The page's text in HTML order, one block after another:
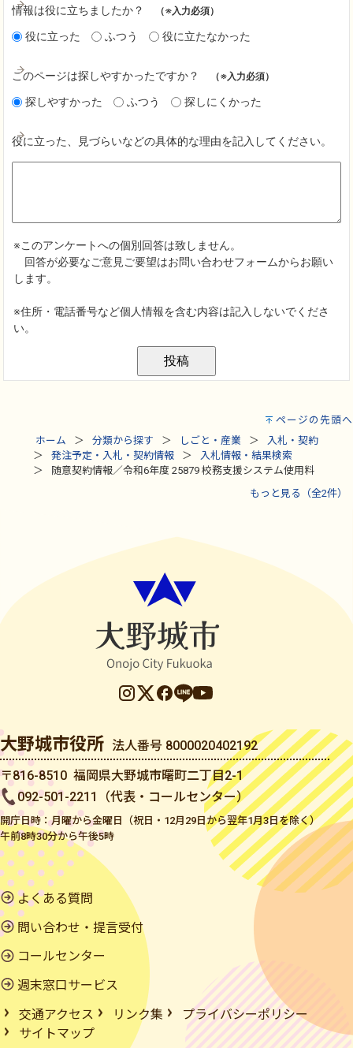
ページの先頭へ
ホーム
分類から探す しごと・産業
入札・契約
発注予定・入札・契約情報
入札情報・結果検索
随意契約情報／令和6年度 25879 校務支援システム使用料
もっと見る（全2件）
大野城市役所 法人番号 8000020402192
〒816-8510 福岡県大野城市曙町二丁目2-1
092-501-2211（代表・コールセンター）
開庁日時：月曜から金曜日（祝日・12月29日から翌年1月3日を除く）
午前8時30分から午後5時
よくある質問
問い合わせ・提言受付
コールセンター
週末窓口サービス
交通アクセス
リンク集
プライバシーポリシー
サイトマップ